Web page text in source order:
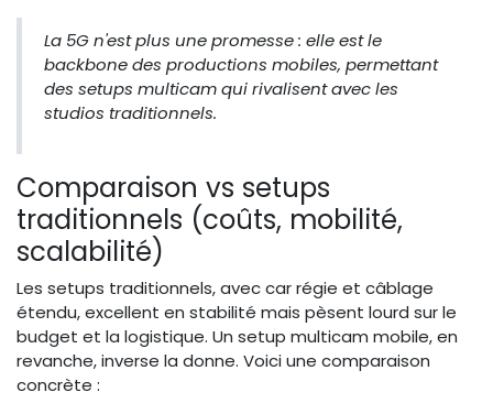
La 5G n'est plus une promesse : elle est le
backbone des productions mobiles, permettant
des setups multicam qui rivalisent avec les
studios traditionnels.
Comparaison vs setups
traditionnels (coûts, mobilité,
scalabilité)
Les setups traditionnels, avec car régie et câblage
étendu, excellent en stabilité mais pèsent lourd sur le
budget et la logistique. Un setup multicam mobile, en
revanche, inverse la donne. Voici une comparaison
concrète :